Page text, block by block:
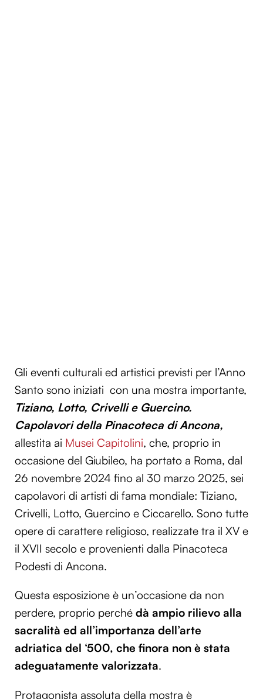
Gli eventi culturali ed artistici previsti per l’Anno
Santo sono iniziati con una mostra importante,
Tiziano, Lotto, Crivelli e Guercino.
Capolavori della Pinacoteca di Ancona,
allestita ai Musei Capitolini, che, proprio in
occasione del Giubileo, ha portato a Roma, dal
26 novembre 2024 fino al 30 marzo 2025, sei
capolavori di artisti di fama mondiale: Tiziano,
Crivelli, Lotto, Guercino e Ciccarello. Sono tutte
opere di carattere religioso, realizzate tra il XV e
il XVII secolo e provenienti dalla Pinacoteca
Podesti di Ancona.
Questa esposizione è un’occasione da non
perdere, proprio perché dà ampio rilievo alla
sacralità ed all’importanza dell’arte
adriatica del ‘500, che finora non è stata
adeguatamente valorizzata.
Protagonista assoluta della mostra è